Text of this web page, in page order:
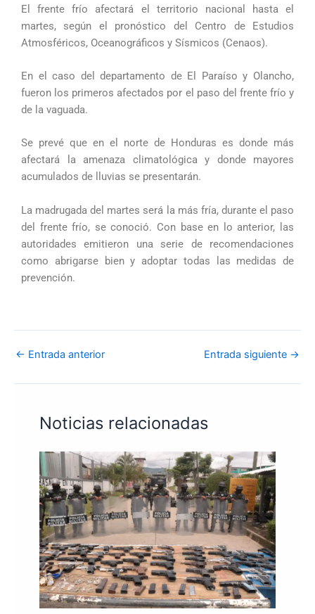
El frente frío afectará el territorio nacional hasta el
martes, según el pronóstico del Centro de Estudios
Atmosféricos, Oceanográficos y Sísmicos (Cenaos).
En el caso del departamento de El Paraíso y Olancho,
fueron los primeros afectados por el paso del frente frío y
de la vaguada.
Se prevé que en el norte de Honduras es donde más
afectará la amenaza climatológica y donde mayores
acumulados de lluvias se presentarán.
La madrugada del martes será la más fría, durante el paso
del frente frío, se conoció. Con base en lo anterior, las
autoridades emitieron una serie de recomendaciones
como abrigarse bien y adoptar todas las medidas de
prevención.
← Entrada anterior Entrada siguiente →
Noticias relacionadas